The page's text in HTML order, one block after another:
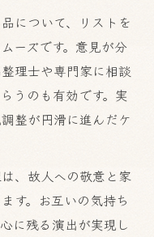
について、リストを
ーズです。意見が分
理士や専門家に相談
うのも有効です。実
整が円滑に進んだケ
、故人への敬意と家
す。お互いの気持ち
に残る演出が実現し